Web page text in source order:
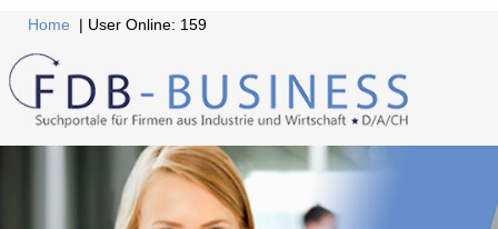
Home | User Online: 159